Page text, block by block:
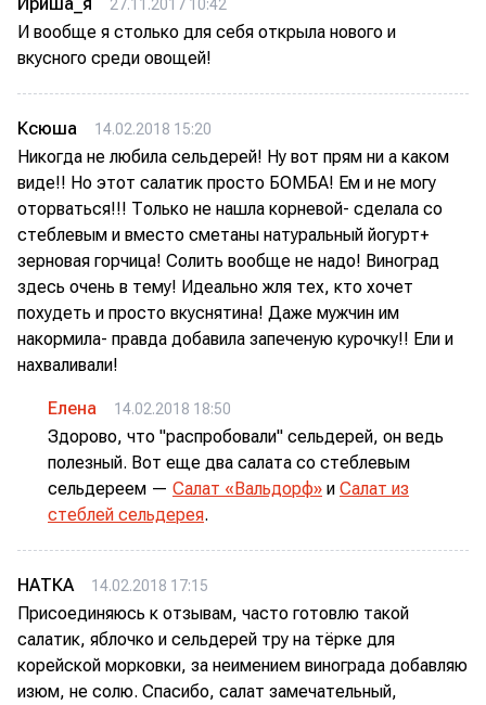
27.11.2017 10:42
И вообще я столько для себя открыла нового и
вкусного среди овощей!
Ксюша 14.02.2018 15:20
Никогда не любила сельдерей! Ну вот прям ни а каком
виде!! Но этот салатик просто БОМБА! Ем и не могу
оторваться!!! Только не нашла корневой- сделала со
стеблевым и вместо сметаны натуральный йогурт+
зерновая горчица! Солить вообще не надо! Виноград
здесь очень в тему! Идеально жля тех, кто хочет
похудеть и просто вкуснятина! Даже мужчин им
накормила- правда добавила запеченую курочку!! Ели и
нахваливали!
Елена 14.02.2018 18:50
Здорово, что "распробовали" сельдерей, он ведь
полезный. Вот еще два салата со стеблевым
сельдереем — Салат «Вальдорф» и Салат из
стеблей сельдерея.
НАТКА 14.02.2018 17:15
Присоединяюсь к отзывам, часто готовлю такой
салатик, яблочко и сельдерей тру на тёрке для
корейской морковки, за неимением винограда добавляю
изюм, не солю. Спасибо, салат замечательный,